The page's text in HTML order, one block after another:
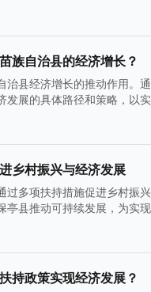
族自治县的经济增长？
县经济增长的推动作用。
展的具体路径和策略，以
乡村振兴与经济发展
多项扶持措施促进乡村振
亭县推动可持续发展，为实
持政策实现经济发展？